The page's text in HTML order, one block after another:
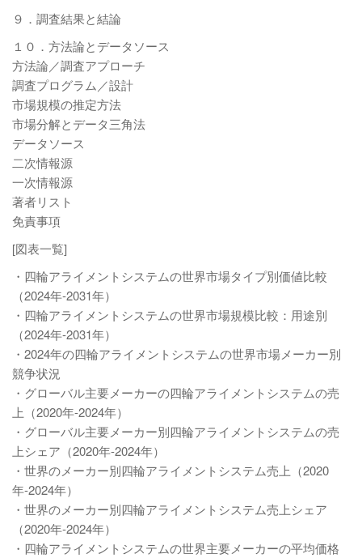
９．調査結果と結論
１０．方法論とデータソース
方法論／調査アプローチ
調査プログラム／設計
市場規模の推定方法
市場分解とデータ三角法
データソース
二次情報源
一次情報源
著者リスト
免責事項
[図表一覧]
・四輪アライメントシステムの世界市場タイプ別価値比較
（2024年-2031年）
・四輪アライメントシステムの世界市場規模比較：用途別
（2024年-2031年）
・2024年の四輪アライメントシステムの世界市場メーカー別
競争状況
・グローバル主要メーカーの四輪アライメントシステムの売
上（2020年-2024年）
・グローバル主要メーカー別四輪アライメントシステムの売
上シェア（2020年-2024年）
・世界のメーカー別四輪アライメントシステム売上（2020
年-2024年）
・世界のメーカー別四輪アライメントシステム売上シェア
（2020年-2024年）
・四輪アライメントシステムの世界主要メーカーの平均価格